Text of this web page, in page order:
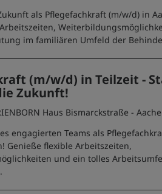
als Pflegefachkraft (m/w/d) in
im familiären Umfeld der
(m/w/d) in Teilzeit -
Zukunft!
Haus Bismarckstraße -
engagierten Teams als
Genieße flexible Arbeitszeiten,
und ein tolles